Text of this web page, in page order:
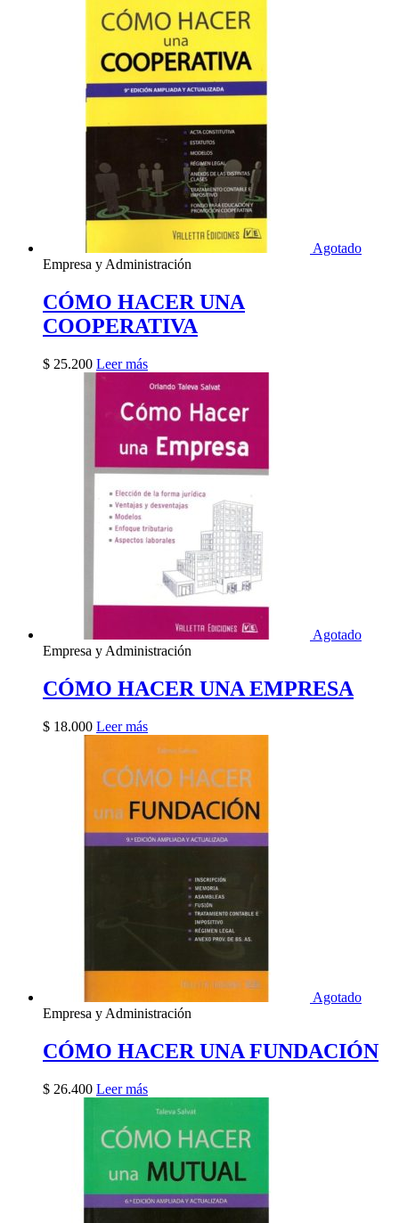
Agotado
Empresa y Administración
CÓMO HACER UNA
COOPERATIVA
$ 25.200 Leer más
Agotado
Empresa y Administración
CÓMO HACER UNA EMPRESA
$ 18.000 Leer más
Agotado
Empresa y Administración
CÓMO HACER UNA FUNDACIÓN
$ 26.400 Leer más